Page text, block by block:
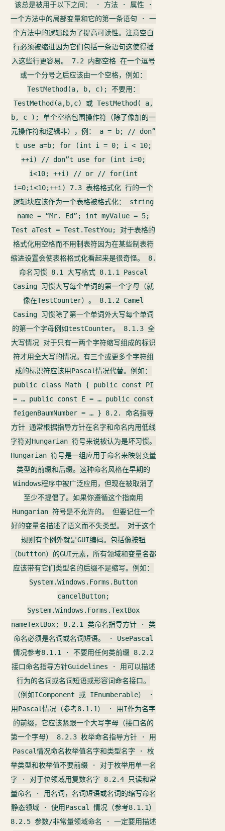
该总是被用于以下之间： · 方法 · 属性 ·
一个方法中的局部变量和它的第一条语句 · 一
个方法中的逻辑段为了提高可读性。注意空白
行必须被缩进因为它们包括一条语句这使得插
入这些行更容易。 7.2 内部空格 在一个逗号
或一个分号之后应该由一个空格，例如：
TestMethod(a, b, c); 不要用：
TestMethod(a,b,c) 或 TestMethod( a,
b, c ); 单个空格包围操作符（除了像加的一
元操作符和逻辑非），例： a = b; // don”
t use a=b; for (int i = 0; i < 10;
++i) // don”t use for (int i=0;
i<10; ++i) // or // for(int
i=0;i<10;++i) 7.3 表格格式化 行的一个
逻辑块应该作为一个表格被格式化： string
name = “Mr. Ed”; int myValue = 5;
Test aTest = Test.TestYou; 对于表格的
格式化用空格而不用制表符因为在某些制表符
缩进设置会使表格格式化看起来是很奇怪。 8.
命名习惯 8.1 大写格式 8.1.1 Pascal
Casing 习惯大写每个单词的第一个字母（就
像在TestCounter）。 8.1.2 Camel
Casing 习惯除了第一个单词外大写每个单词
的第一个字母例如testCounter。 8.1.3 全
大写情况 对于只有一两个字符缩写组成的标识
符才用全大写的情况。有三个或更多个字符组
成的标识符应该用Pascal情况代替。例如：
public class Math { public const PI
= … public const E = … public const
feigenBaumNumber = … } 8.2. 命名指导
方针 通常根据指导方针在名字和命名内用低线
字符对Hungarian 符号来说被认为是坏习惯。
Hungarian 符号是一组应用于命名来映射变量
类型的前缀和后缀。这种命名风格在早期的
Windows程序中被广泛应用，但现在被取消了
至少不提倡了。如果你遵循这个指南用
Hungarian 符号是不允许的。 但要记住一个
好的变量名描述了语义而不失类型。 对于这个
规则有个例外就是GUI编码。包括像按钮
（buttton）的GUI元素，所有领域和变量名都
应该带有它们类型名的后缀不是缩写。例如：
System.Windows.Forms.Button
cancelButton;
System.Windows.Forms.TextBox
nameTextBox; 8.2.1 类命名指导方针 · 类
命名必须是名词或名词短语。 · UsePascal
情况参考8.1.1 · 不要用任何类前缀 8.2.2
接口命名指导方针Guidelines · 用可以描述
行为的名词或名词短语或形容词命名接口。
（例如IComponent 或 IEnumberable） ·
用Pascal情况（参考8.1.1） · 用I作为名字
的前缀，它应该紧跟一个大写字母（接口名的
第一个字母） 8.2.3 枚举命名指导方针 · 用
Pascal情况命名枚举值名字和类型名字 · 枚
举类型和枚举值不要前缀 · 对于枚举用单一名
字 · 对于位领域用复数名字 8.2.4 只读和常
量命名 · 用名词，名词短语或名词的缩写命名
静态领域 · 使用Pascal 情况（参考8.1.1）
8.2.5 参数/非常量领域命名 · 一定要用描述